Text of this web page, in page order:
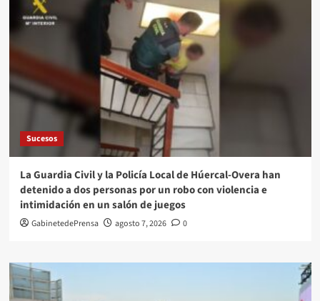
Sucesos
La Guardia Civil y la Policía Local de Húercal-Overa han
detenido a dos personas por un robo con violencia e
intimidación en un salón de juegos
GabinetedePrensa agosto 7, 2026 0